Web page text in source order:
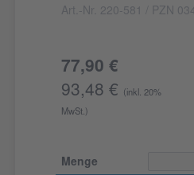
Art.-Nr. 220-581 / PZN
77,90 €
93,48 €
(inkl. 20%
MwSt.)
Menge